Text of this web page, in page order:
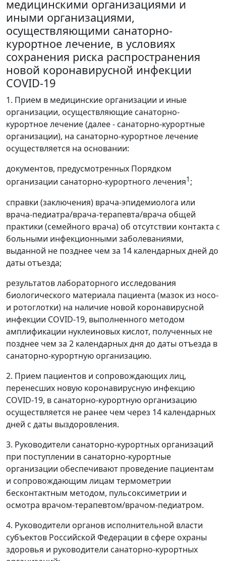
медицинскими организациями и
иными организациями,
осуществляющими санаторно-
курортное лечение, в условиях
сохранения риска распространения
новой коронавирусной инфекции
COVID-19
1. Прием в медицинские организации и иные
организации, осуществляющие санаторно-
курортное лечение (далее - санаторно-курортные
организации), на санаторно-курортное лечение
осуществляется на основании:
документов, предусмотренных Порядком
организации санаторно-курортного лечения1;
справки (заключения) врача-эпидемиолога или
врача-педиатра/врача-терапевта/врача общей
практики (семейного врача) об отсутствии контакта с
больными инфекционными заболеваниями,
выданной не позднее чем за 14 календарных дней до
даты отъезда;
результатов лабораторного исследования
биологического материала пациента (мазок из носо-
и ротоглотки) на наличие новой коронавирусной
инфекции COVID-19, выполненного методом
амплификации нуклеиновых кислот, полученных не
позднее чем за 2 календарных дня до даты отъезда в
санаторно-курортную организацию.
2. Прием пациентов и сопровождающих лиц,
перенесших новую коронавирусную инфекцию
COVID-19, в санаторно-курортную организацию
осуществляется не ранее чем через 14 календарных
дней с даты выздоровления.
3. Руководители санаторно-курортных организаций
при поступлении в санаторно-курортные
организации обеспечивают проведение пациентам
и сопровождающим лицам термометрии
бесконтактным методом, пульсоксиметрии и
осмотра врачом-терапевтом/врачом-педиатром.
4. Руководители органов исполнительной власти
субъектов Российской Федерации в сфере охраны
здоровья и руководители санаторно-курортных